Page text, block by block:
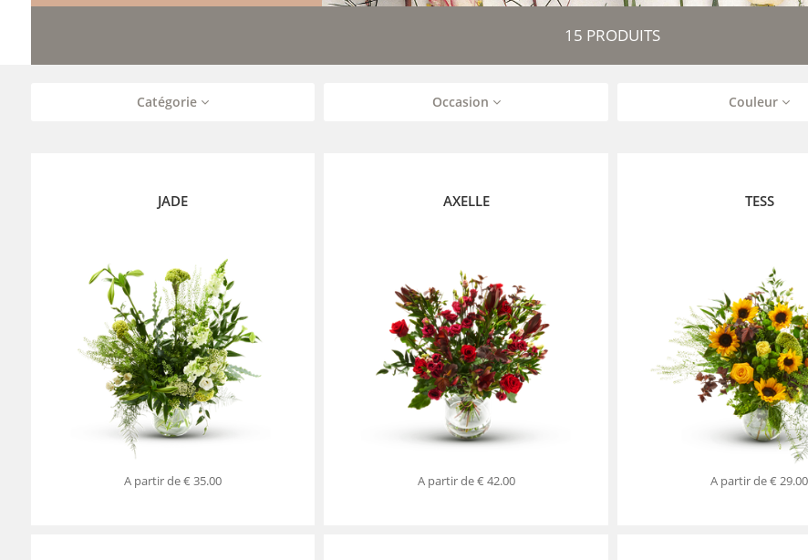
15 PRODUITS
Catégorie Occasion Couleur
JADE
A partir de€ 35.00
AXELLE
A partir de€ 42.00
TESS
A partir de€ 29.00